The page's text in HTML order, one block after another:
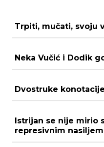
Trpiti, mučati, svoju
Neka Vučić i Dodik
Dvostruke konotacije
Istrijan se nije mirio
represivnim nasiljem